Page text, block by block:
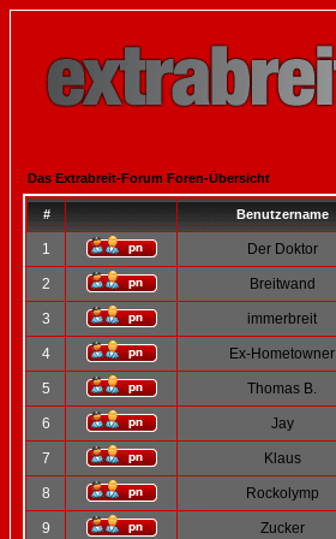
Das Extrabreit-Forum Foren-Übersicht
# Benutzername
1 Der Doktor
2 Breitwand
3 immerbreit
4 Ex-Hometowner
5 Thomas B.
6 Jay
7 Klaus
8 Rockolymp
9 Zucker